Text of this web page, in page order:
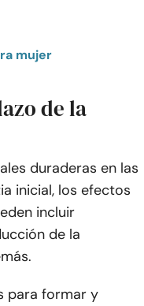
mujer
de la
duraderas en las
inicial, los efectos
incluir
de la
para formar y